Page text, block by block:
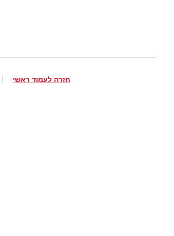
חזרה לעמוד ראשי